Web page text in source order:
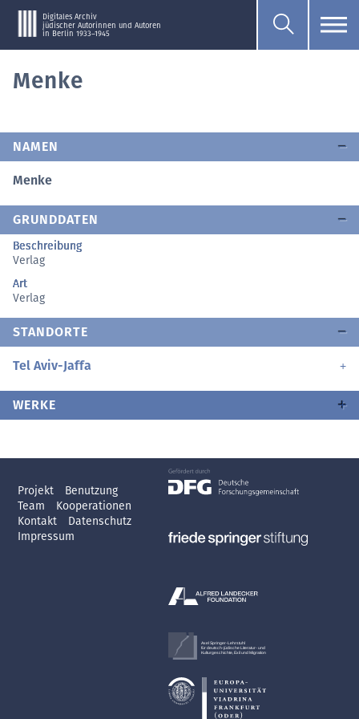
Digitales Archiv
jüdischer Autorinnen und Autoren
in Berlin 1933–1945
Menke
NAMEN
Menke
GRUNDDATEN
Beschreibung
Verlag
Art
Verlag
STANDORTE
Tel Aviv-Jaffa
WERKE
Projekt
Benutzung
Team
Kooperationen
Kontakt
Datenschutz
Impressum
Axel Springer-Lehrstuhl
für deutsch-jüdische Literatur- und
Kulturgeschichte, Exil und Migration